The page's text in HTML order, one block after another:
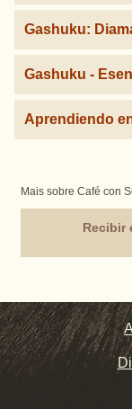
Gashuku:
Gashuku -
Aprendiendo
Mais sobre Café con
Recibir